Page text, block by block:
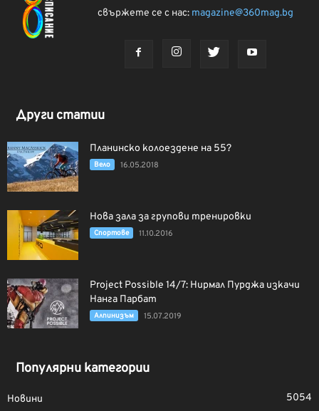
свържете се с нас: magazine@360mag.bg
Други статии
Планинско колоездене на 55?
Вело 16.05.2018
Нова зала за групови тренировки
Спортове 11.10.2016
Project Possible 14/7: Нирмал Пурджа изкачи
Нанга Парбат
Алпинизъм 15.07.2019
Популярни категории
Новини 5054